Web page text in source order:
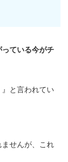
ている今がチ
』と言われてい
せんが、これ